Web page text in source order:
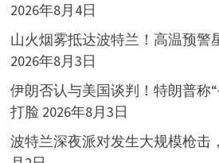
2026年8月4日
山火烟雾抵达波特兰！高温预警
2026年8月3日
伊朗否认与美国谈判！特朗普称
打脸 2026年8月3日
波特兰深夜派对发生大规模枪击